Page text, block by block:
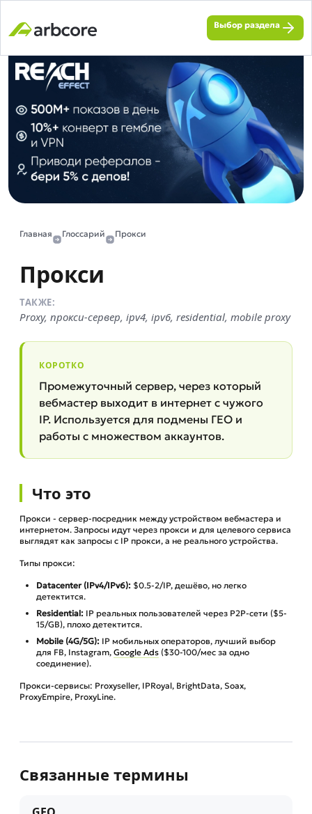
Выбор раздела
Главная Глоссарий Прокси
Прокси
ТАКЖЕ:
Proxy, прокси-сервер, ipv4, ipv6, residential, mobile proxy
КОРОТКО
Промежуточный сервер, через который
вебмастер выходит в интернет с чужого
IP. Используется для подмены ГЕО и
работы с множеством аккаунтов.
Что это
Прокси - сервер-посредник между устройством вебмастера и
интернетом. Запросы идут через прокси и для целевого сервиса
выглядят как запросы с IP прокси, а не реального устройства.
Типы прокси:
Datacenter (IPv4/IPv6): $0.5-2/IP, дешёво, но легко
детектится.
Residential: IP реальных пользователей через P2P-сети ($5-
15/GB), плохо детектится.
Mobile (4G/5G): IP мобильных операторов, лучший выбор
для FB, Instagram, Google Ads ($30-100/мес за одно
соединение).
Прокси-сервисы: Proxyseller, IPRoyal, BrightData, Soax,
ProxyEmpire, ProxyLine.
Связанные термины